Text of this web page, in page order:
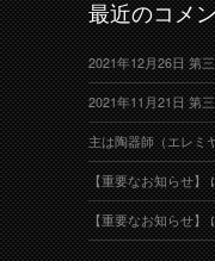
最近のコメ
2021年12月26日 第
2021年11月21日 第
主は陶器師（エレミ
【重要なお知らせ】
【重要なお知らせ】